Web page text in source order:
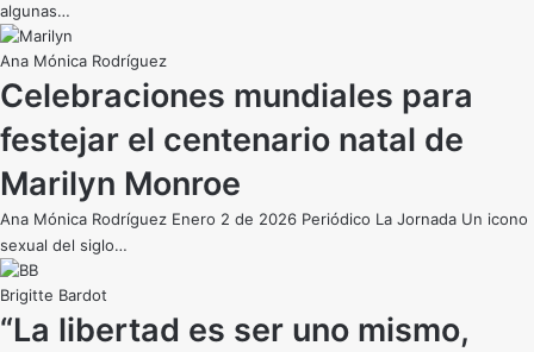
algunas…
Ana Mónica Rodríguez
Celebraciones mundiales para
festejar el centenario natal de
Marilyn Monroe
Ana Mónica Rodríguez Enero 2 de 2026 Periódico La Jornada Un icono
sexual del siglo…
Brigitte Bardot
“La libertad es ser uno mismo,